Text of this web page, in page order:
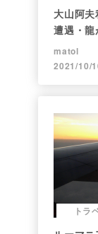
大山阿
遭遇・
matol
2021/10/
トラ